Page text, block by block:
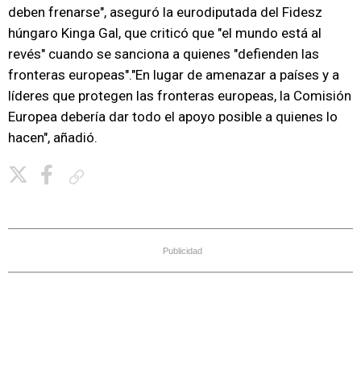
deben frenarse", aseguró la eurodiputada del Fidesz
húngaro Kinga Gal, que criticó que "el mundo está al
revés" cuando se sanciona a quienes "defienden las
fronteras europeas"."En lugar de amenazar a países y a
líderes que protegen las fronteras europeas, la Comisión
Europea debería dar todo el apoyo posible a quienes lo
hacen", añadió.
Publicidad